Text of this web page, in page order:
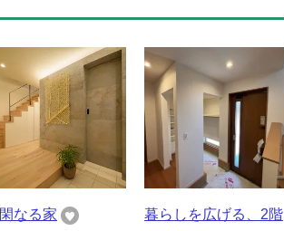
なる家
暮らしを広げる、2階